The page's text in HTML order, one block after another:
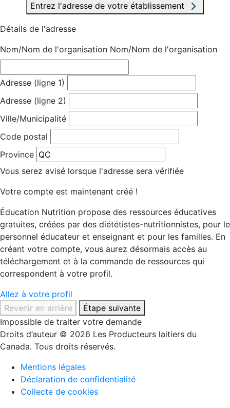
Entrez l'adresse de votre établissement
Détails de l'adresse
Nom/Nom de l'organisation Nom/Nom de l'organisation
Adresse (ligne 1)
Adresse (ligne 2)
Ville/Municipalité
Code postal
Province
Vous serez avisé lorsque l'adresse sera vérifiée
Votre compte est maintenant créé !
Éducation Nutrition propose des ressources éducatives
gratuites, créées par des diététistes-nutritionnistes, pour le
personnel éducateur et enseignant et pour les familles. En
créant votre compte, vous aurez désormais accès au
téléchargement et à la commande de ressources qui
correspondent à votre profil.
Allez à votre profil
Revenir en arrière
Étape suivante
Impossible de traiter votre demande
Droits d’auteur © 2026 Les Producteurs laitiers du
Canada. Tous droits réservés.
Mentions légales
Déclaration de confidentialité
Collecte de cookies